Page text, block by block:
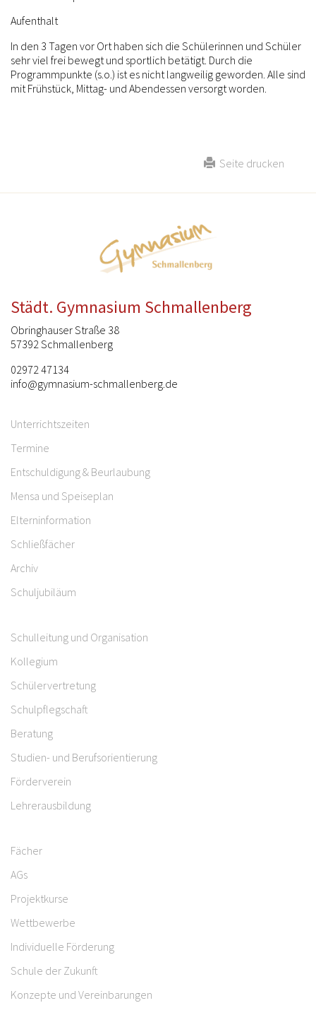
Aufenthalt
In den 3 Tagen vor Ort haben sich die Schülerinnen und Schüler
sehr viel frei bewegt und sportlich betätigt. Durch die
Programmpunkte (s.o.) ist es nicht langweilig geworden. Alle sind
mit Frühstück, Mittag- und Abendessen versorgt worden.
Seite drucken
Städt. Gymnasium Schmallenberg
Obringhauser Straße 38
57392 Schmallenberg
02972 47134
info@gymnasium-schmallenberg.de
Unterrichtszeiten
Termine
Entschuldigung & Beurlaubung
Mensa und Speiseplan
Elterninformation
Schließfächer
Archiv
Schuljubiläum
Schulleitung und Organisation
Kollegium
Schülervertretung
Schulpflegschaft
Beratung
Studien- und Berufsorientierung
Förderverein
Lehrerausbildung
Fächer
AGs
Projektkurse
Wettbewerbe
Individuelle Förderung
Schule der Zukunft
Konzepte und Vereinbarungen